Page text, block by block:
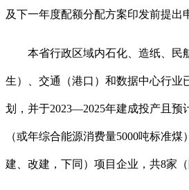
及下一年度配额分配方案印发前提出
本省行政区域内石化、造纸、民
生）、交通（港口）和数据中心行业
划，并于2023—2025年建成投产且预
（或年综合能源消费量5000吨标准
建、改建，下同）项目企业，共8家（